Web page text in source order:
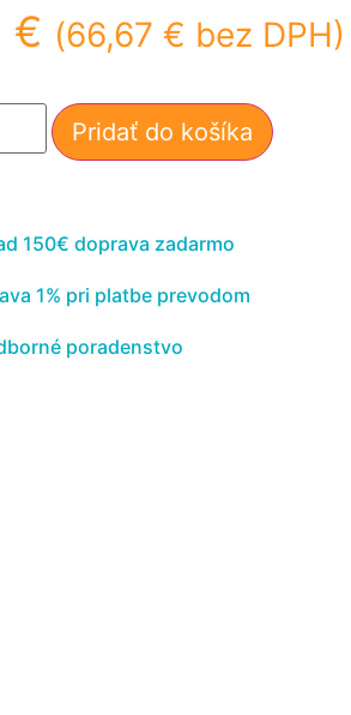
€ (66,67 € bez DPH)
Pridať do košíka
150€ doprava zadarmo
1% pri platbe prevodom
poradenstvo